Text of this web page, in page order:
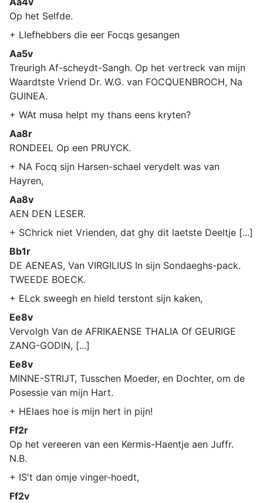
Op het Selfde.
+ LIefhebbers die eer Focqs gesangen
Aa5v
Treurigh Af-scheydt-Sangh. Op het vertreck van mijn
Waardtste Vriend Dr. W.G. van FOCQUENBROCH, Na
GUINEA.
+ WAt musa helpt my thans eens kryten?
Aa8r
RONDEEL Op een PRUYCK.
+ NA Focq sijn Harsen-schael verydelt was van
Hayren,
Aa8v
AEN DEN LESER.
+ SChrick niet Vrienden, dat ghy dit laetste Deeltje [...]
Bb1r
DE AENEAS, Van VIRGILIUS In sijn Sondaeghs-pack.
TWEEDE BOECK.
+ ELck sweegh en hield terstont sijn kaken,
Ee8v
Vervolgh Van de AFRIKAENSE THALIA Of GEURIGE
ZANG-GODIN, [...]
Ee8v
MINNE-STRIJT, Tusschen Moeder, en Dochter, om de
Posessie van mijn Hart.
+ HElaes hoe is mijn hert in pijn!
Ff2r
Op het vereeren van een Kermis-Haentje aen Juffr.
N.B.
+ IS't dan omje vinger-hoedt,
Ff2v